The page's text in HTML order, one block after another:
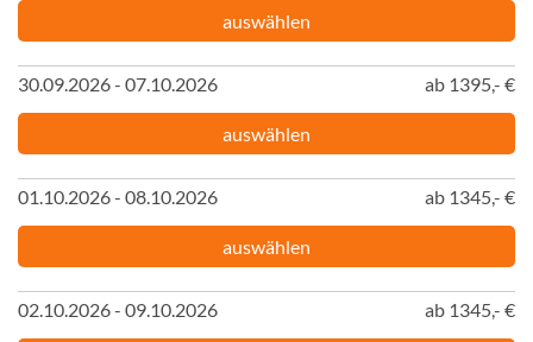
auswählen
30.09.2026 - 07.10.2026 ab 1395,- €
auswählen
01.10.2026 - 08.10.2026 ab 1345,- €
auswählen
02.10.2026 - 09.10.2026 ab 1345,- €